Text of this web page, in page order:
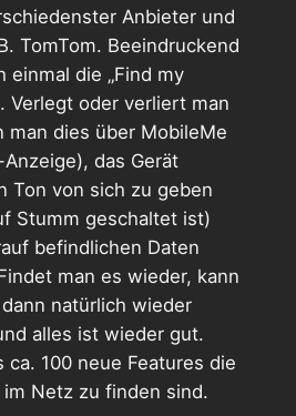
Anbieter und
TomTom. Beeindruckend
einmal die „Find my
Verlegt oder verliert man
man dies über MobileMe
das Gerät
Ton von sich zu geben
Stumm geschaltet ist)
befindlichen Daten
man es wieder, kann
natürlich wieder
alles ist wieder gut.
ca. 100 neue Features die
im Netz zu finden sind.